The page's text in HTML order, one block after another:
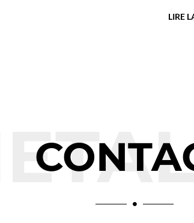
LIRE
